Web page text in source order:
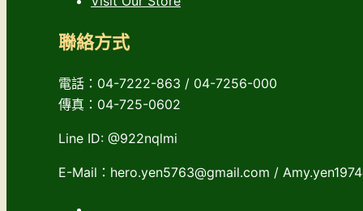
聯絡方式
電話：04-7222-863 / 04-7256-000
傳真：04-725-0602
Line ID: @922nqlmi
E-Mail：hero.yen5763@gmail.com /